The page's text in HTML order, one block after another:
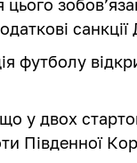
цього
футболу
у двох
Південної